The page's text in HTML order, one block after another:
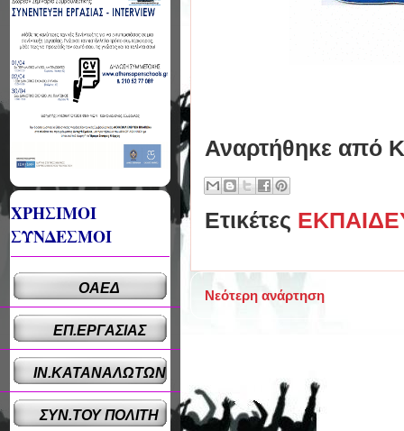
Αναρτήθηκε από
Ετικέτες
Νεότερη ανάρτηση
ΧΡΗΣΙΜΟΙ
ΣΥΝΔΕΣΜΟΙ
ΟΑΕΔ
ΕΠ.ΕΡΓΑΣΙΑΣ
ΙΝ.ΚΑΤΑΝΑΛΩΤΩΝ
ΣΥΝ.ΤΟΥ ΠΟΛΙΤΗ